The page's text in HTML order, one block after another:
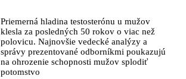
Priemerná hladina testosterónu u mužov
klesla za posledných 50 rokov o viac než
polovicu. Najnovšie vedecké analýzy a
správy prezentované odborníkmi poukazujú
na ohrozenie schopnosti mužov splodiť
potomstvo